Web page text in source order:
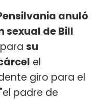
anuló
sexual de Bill
su
el
giro para el
padre de